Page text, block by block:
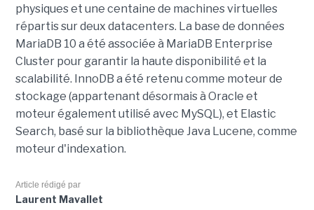
physiques et une centaine de machines virtuelles
répartis sur deux datacenters. La base de données
MariaDB 10 a été associée à MariaDB Enterprise
Cluster pour garantir la haute disponibilité et la
scalabilité. InnoDB a été retenu comme moteur de
stockage (appartenant désormais à Oracle et
moteur également utilisé avec MySQL), et Elastic
Search, basé sur la bibliothèque Java Lucene, comme
moteur d'indexation.
Article rédigé par
Laurent Mavallet